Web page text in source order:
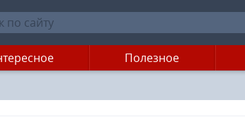
Полезное